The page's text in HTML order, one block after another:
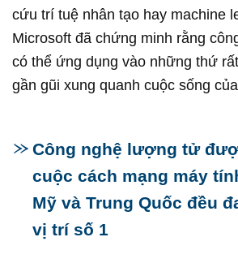
cứu trí tuệ nhân tạo hay machine
Microsoft đã chứng minh rằng
có thể ứng dụng vào những thứ
gần gũi xung quanh cuộc sống
Công nghệ lượng tử
cuộc cách mạng máy
Mỹ và Trung Quốc đều
vị trí số 1